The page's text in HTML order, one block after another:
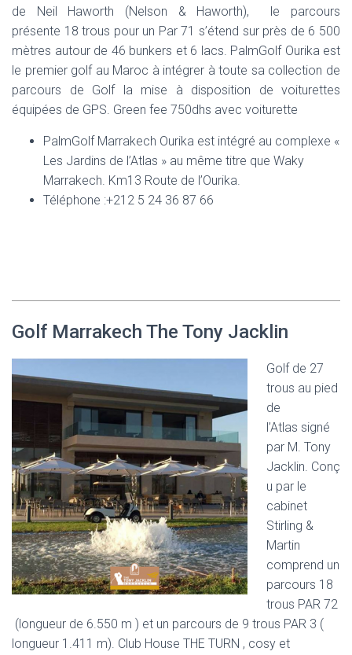
de Neil Haworth (Nelson & Haworth), le parcours
présente 18 trous pour un Par 71 s’étend sur près de 6 500
mètres autour de 46 bunkers et 6 lacs. PalmGolf Ourika est
le premier golf au Maroc à intégrer à toute sa collection de
parcours de Golf la mise à disposition de voiturettes
équipées de GPS. Green fee 750dhs avec voiturette
PalmGolf Marrakech Ourika est intégré au complexe «
Les Jardins de l’Atlas » au même titre que Waky
Marrakech. Km13 Route de l’Ourika.
Téléphone :+212 5 24 36 87 66
Golf Marrakech The Tony Jacklin
Golf de 27
trous au pied
de
l’Atlas signé
par M. Tony
Jacklin. Conç
u par le
cabinet
Stirling &
Martin
comprend un
parcours 18
trous PAR 72
(longueur de 6.550 m ) et un parcours de 9 trous PAR 3 (
longueur 1.411 m). Club House THE TURN , cosy et